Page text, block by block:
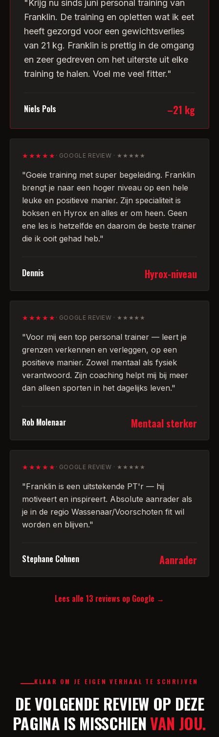
"Krijg nu sinds juni personal training van
Franklin. De training en opletten wat ik eet
heeft gezorgd voor een gewichtsverlies
van 21 kg. Franklin is prettig in de omgang
en zeer gedreven om het uiterste uit elke
training te halen. Voel me veel fitter."
Niels Pols –21 kg
★★★★★ · GOOGLE REVIEW · ★★★★★
"Goeie training met super begeleiding. Franklin
brengt je naar een hoger niveau op een hele
leuke en positieve manier. Zijn specialiteit is
boksen en Hyrox en alles er om heen. Geen
ene les is hetzelfde en daarom de beste trainer
die ik ooit gehad heb."
Dennis Hyrox-niveau
★★★★★ · GOOGLE REVIEW · ★★★★★
"Voor mij een top personal trainer — leert je
grenzen verkennen en verleggen, op een
positieve manier. Zowel mentaal als fysiek
verantwoord. Zijn coaching helpt mij bij meer
dan alleen sporten in het dagelijks leven."
Rob Molenaar Mentaal sterker
★★★★★ · GOOGLE REVIEW · ★★★★★
"Franklin is een uitstekende PT'r — hij
motiveert en inspireert. Absolute aanrader als
je in de regio Wassenaar/Voorschoten fit wil
worden en blijven."
Stephane Cohnen Aanrader
Lees alle 13 reviews op Google →
KLAAR OM JE EIGEN VERHAAL TE SCHRIJVEN
DE VOLGENDE REVIEW OP DEZE
PAGINA IS MISSCHIENVAN JOU.